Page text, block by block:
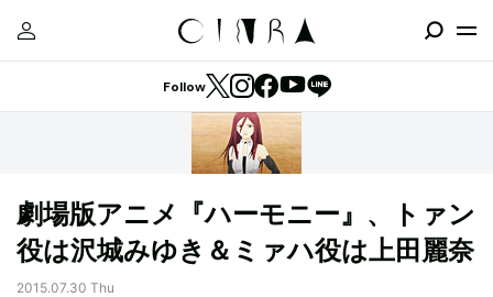
Follow
劇場版アニメ『ハーモニー』、トァン
役は沢城みゆき＆ミァハ役は上田麗奈
2015.07.30 Thu